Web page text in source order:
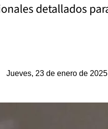
detallados
Jueves, 23 de enero de